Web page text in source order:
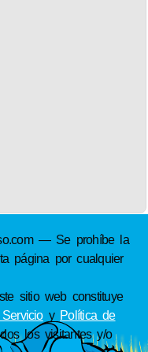
— Se prohíbe la
página por cualquier
sitio web constituye
y Política de
los visitantes y/o